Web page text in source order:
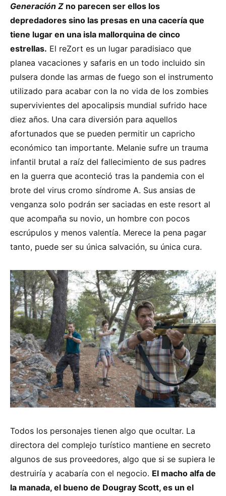
Generación Z no parecen ser ellos los
depredadores sino las presas en una cacería que
tiene lugar en una isla mallorquina de cinco
estrellas. El reZort es un lugar paradisiaco que
planea vacaciones y safaris en un todo incluido sin
pulsera donde las armas de fuego son el instrumento
utilizado para acabar con la no vida de los zombies
supervivientes del apocalipsis mundial sufrido hace
diez años. Una cara diversión para aquellos
afortunados que se pueden permitir un capricho
económico tan importante. Melanie sufre un trauma
infantil brutal a raíz del fallecimiento de sus padres
en la guerra que aconteció tras la pandemia con el
brote del virus cromo síndrome A. Sus ansias de
venganza solo podrán ser saciadas en este resort al
que acompaña su novio, un hombre con pocos
escrúpulos y menos valentía. Merece la pena pagar
tanto, puede ser su única salvación, su única cura.
Todos los personajes tienen algo que ocultar. La
directora del complejo turístico mantiene en secreto
algunos de sus proveedores, algo que si se supiera le
destruiría y acabaría con el negocio. El macho alfa de
la manada, el bueno de Dougray Scott, es un el